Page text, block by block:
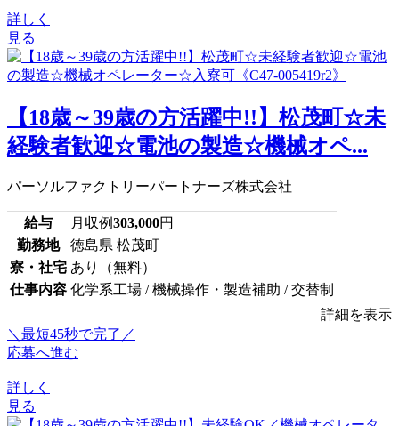
詳しく
見る
【18歳～39歳の方活躍中!!】松茂町☆未
経験者歓迎☆電池の製造☆機械オペ...
パーソルファクトリーパートナーズ株式会社
給与 月収例303,000円
勤務地
徳島県 松茂町
寮・社宅 あり（無料）
仕事内容 化学系工場 / 機械操作・製造補助 / 交替制
詳細を表示
＼最短45秒で完了／
応募へ進む
詳しく
見る